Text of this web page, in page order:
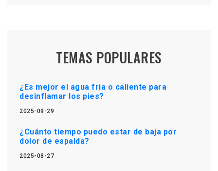
TEMAS POPULARES
¿Es mejor el agua fria o caliente para
desinflamar los pies?
2025-09-29
¿Cuánto tiempo puedo estar de baja por
dolor de espalda?
2025-08-27